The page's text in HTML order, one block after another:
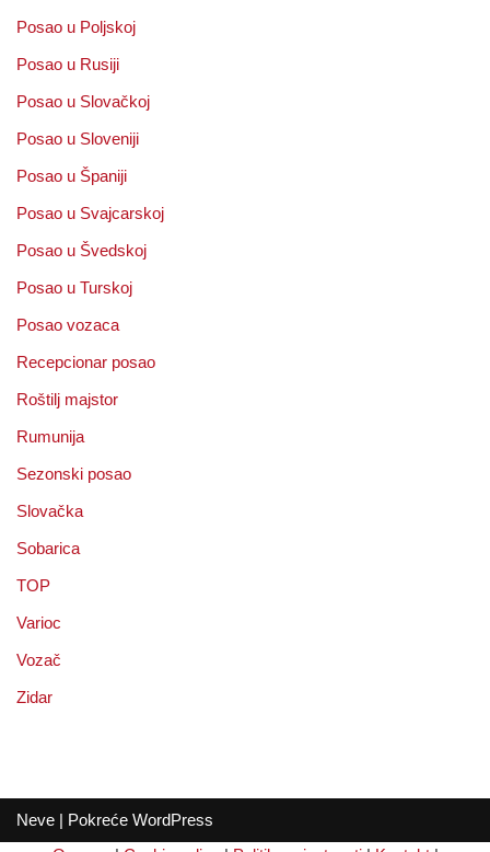
Posao u Poljskoj
Posao u Rusiji
Posao u Slovačkoj
Posao u Sloveniji
Posao u Španiji
Posao u Svajcarskoj
Posao u Švedskoj
Posao u Turskoj
Posao vozaca
Recepcionar posao
Roštilj majstor
Rumunija
Sezonski posao
Slovačka
Sobarica
TOP
Varioc
Vozač
Zidar
Neve | Pokreće WordPress